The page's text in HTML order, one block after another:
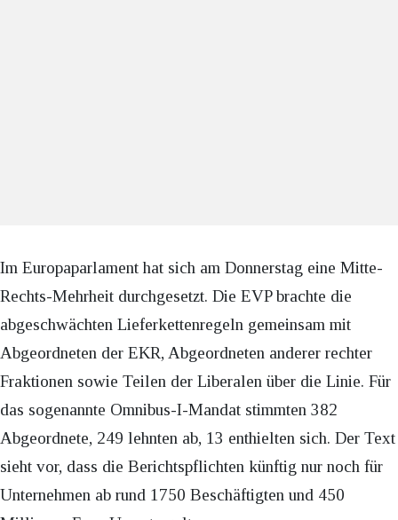
Im Europaparlament hat sich am Donnerstag eine Mitte-
Rechts-Mehrheit durchgesetzt. Die EVP brachte die
abgeschwächten Lieferkettenregeln gemeinsam mit
Abgeordneten der EKR, Abgeordneten anderer rechter
Fraktionen sowie Teilen der Liberalen über die Linie. Für
das sogenannte Omnibus-I-Mandat stimmten 382
Abgeordnete, 249 lehnten ab, 13 enthielten sich. Der Text
sieht vor, dass die Berichtspflichten künftig nur noch für
Unternehmen ab rund 1750 Beschäftigten und 450